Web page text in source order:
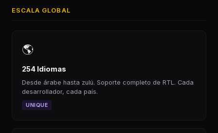
ESCALA GLOBAL
🌎
254 Idiomas
Desde árabe hasta zulú. Soporte completo de RTL. Cada
desarrollador, cada país.
UNIQUE